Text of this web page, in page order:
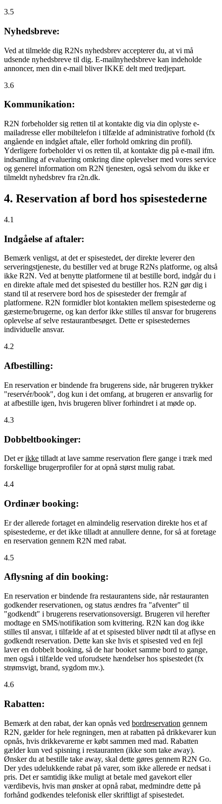
3.5
Nyhedsbreve:
Ved at tilmelde dig R2Ns nyhedsbrev accepterer du, at vi må
udsende nyhedsbreve til dig. E-mailnyhedsbreve kan indeholde
annoncer, men din e-mail bliver IKKE delt med tredjepart.
3.6
Kommunikation:
R2N forbeholder sig retten til at kontakte dig via din oplyste e-
mailadresse eller mobiltelefon i tilfælde af administrative forhold (fx
angående en indgået aftale, eller forhold omkring din profil).
Yderligere forbeholder vi os retten til, at kontakte dig på e-mail ifm.
indsamling af evaluering omkring dine oplevelser med vores service
og generel information om R2N tjenesten, også selvom du ikke er
tilmeldt nyhedsbrev fra r2n.dk.
4. Reservation af bord hos spisestederne
4.1
Indgåelse af aftaler:
Bemærk venligst, at det er spisestedet, der direkte leverer den
serveringstjeneste, du bestiller ved at bruge R2Ns platforme, og altså
ikke R2N. Ved at benytte platformene til at bestille bord, indgår du i
en direkte aftale med det spisested du bestiller hos. R2N gør dig i
stand til at reservere bord hos de spisesteder der fremgår af
platformene. R2N formidler blot kontakten mellem spisestederne og
gæsterne/brugerne, og kan derfor ikke stilles til ansvar for brugerens
oplevelse af selve restaurantbesøget. Dette er spisestedernes
individuelle ansvar.
4.2
Afbestilling:
En reservation er bindende fra brugerens side, når brugeren trykker
"reservér/book", dog kun i det omfang, at brugeren er ansvarlig for
at afbestille igen, hvis brugeren bliver forhindret i at møde op.
4.3
Dobbeltbookinger:
Det erikke tilladt at lave samme reservation flere gange i træk med
forskellige brugerprofiler for at opnå størst mulig rabat.
4.4
Ordinær booking:
Er der allerede fortaget en almindelig reservation direkte hos et af
spisestederne, er det ikke tilladt at annullere denne, for så at foretage
en reservation gennem R2N med rabat.
4.5
Aflysning af din booking:
En reservation er bindende fra restaurantens side, når restauranten
godkender reservationen, og status ændres fra "afventer" til
"godkendt" i brugerens reservationsoversigt. Brugeren vil herefter
modtage en SMS/notifikation som kvittering. R2N kan dog ikke
stilles til ansvar, i tilfælde af at et spisested bliver nødt til at aflyse en
godkendt reservation. Dette kan ske hvis et spisested ved en fejl
laver en dobbelt booking, så de har booket samme bord to gange,
men også i tilfælde ved uforudsete hændelser hos spisestedet (fx
strømsvigt, brand, sygdom mv.).
4.6
Rabatten:
Bemærk at den rabat, der kan opnås ved bordreservation gennem
R2N, gælder for hele regningen, men at rabatten på drikkevarer kun
opnås, hvis drikkevarerne er købt sammen med mad. Rabatten
gælder kun ved spisning i restauranten (ikke som take away).
Ønsker du at bestille take away, skal dette gøres gennem R2N Go.
Der ydes udelukkende rabat på varer, som ikke allerede er nedsat i
pris. Det er samtidig ikke muligt at betale med gavekort eller
værdibevis, hvis man ønsker at opnå rabat, medmindre dette på
forhånd godkendes telefonisk eller skriftligt af spisestedet.